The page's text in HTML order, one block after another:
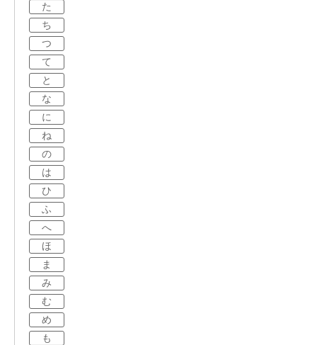
た
ち
つ
て
と
な
に
ね
の
は
ひ
ふ
へ
ほ
ま
み
む
め
も